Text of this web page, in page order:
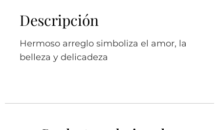
Descripción
Hermoso arreglo simboliza el amor, la
belleza y delicadeza